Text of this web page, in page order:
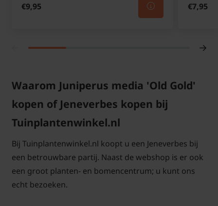
€9,95 €7,95
Waarom Juniperus media 'Old Gold'
kopen of Jeneverbes kopen bij
Tuinplantenwinkel.nl
Bij Tuinplantenwinkel.nl koopt u een Jeneverbes bij
een betrouwbare partij. Naast de webshop is er ook
een groot planten- en bomencentrum; u kunt ons
echt bezoeken.